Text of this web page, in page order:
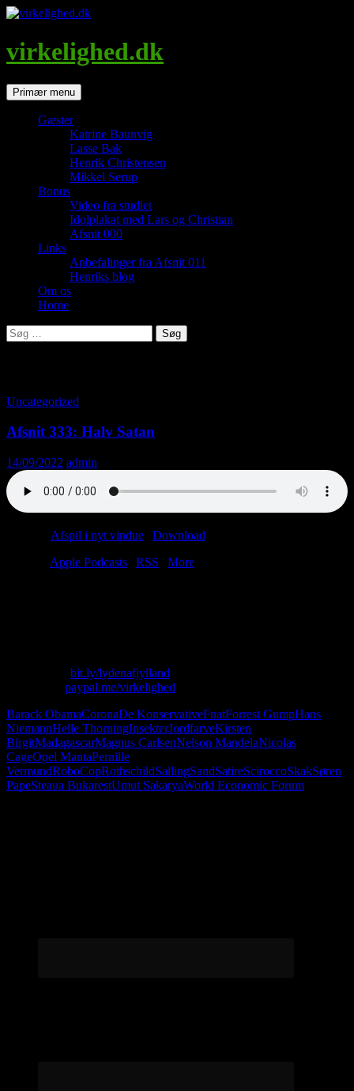
Hop
indhold
virkelighed.dk
SøgPrimær menu
Gæster
Katrine Baunvig
Lasse Bak
Henrik Christensen
Mikkel Serup
Bonus
Video fra studiet
Idolplakat med Lars og Christian
Afsnit 000
Links
Anbefalinger fra Afsnit 011
Henriks blog
Om os
Home
Søg
efter:
Uncategorized
Afsnit 333: Halv Satan
14/09/2022 admin
Afspil i nyt vindue Download
Apple Podcasts RSS
More
bit.ly/lydenafjylland
paypal.me/virkelighed
Barack ObamaCoronaDe KonservativeFnatForrest GumpHans
NiemannHelle ThorningInsekterJordfarveKirsten
BirgitMadagascarMagnus CarlsenNelson MandelaNicolas
CageOpel MantaPernille
VermundRoboCopRothschildSallingSandSatireSciroccoSkakSøren
PapeSteaua BukarestUmut SakaryaWorld Economic Forum